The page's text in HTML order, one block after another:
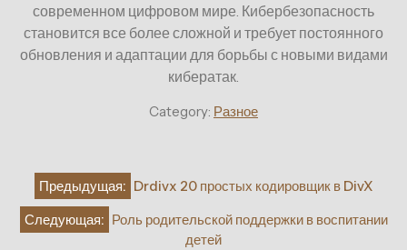
современном цифровом мире. Кибербезопасность
становится все более сложной и требует постоянного
обновления и адаптации для борьбы с новыми видами
кибератак.
Category: Разное
Навигация
по
записям
Предыдущая: Drdivx 20 простых кодировщик в DivX
Следующая: Роль родительской поддержки в воспитании
детей